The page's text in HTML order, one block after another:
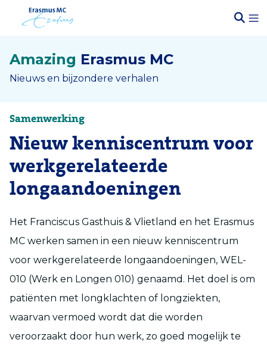
Amazing Erasmus MC
Nieuws en bijzondere verhalen
Samenwerking
Nieuw kenniscentrum voor
werkgerelateerde
longaandoeningen
Het Franciscus Gasthuis & Vlietland en het Erasmus
MC werken samen in een nieuw kenniscentrum
voor werkgerelateerde longaandoeningen, WEL-
010 (Werk en Longen 010) genaamd. Het doel is om
patiënten met longklachten of longziekten,
waarvan vermoed wordt dat die worden
veroorzaakt door hun werk, zo goed mogelijk te